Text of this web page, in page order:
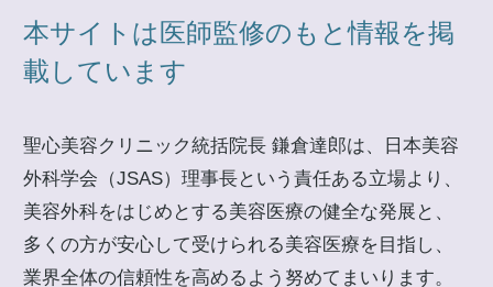
本サイトは医師監修のもと情報を掲
載しています
聖心美容クリニック統括院長 鎌倉達郎は、日本美容
外科学会（JSAS）理事長という責任ある立場より、
美容外科をはじめとする美容医療の健全な発展と、
多くの方が安心して受けられる美容医療を目指し、
業界全体の信頼性を高めるよう努めてまいります。